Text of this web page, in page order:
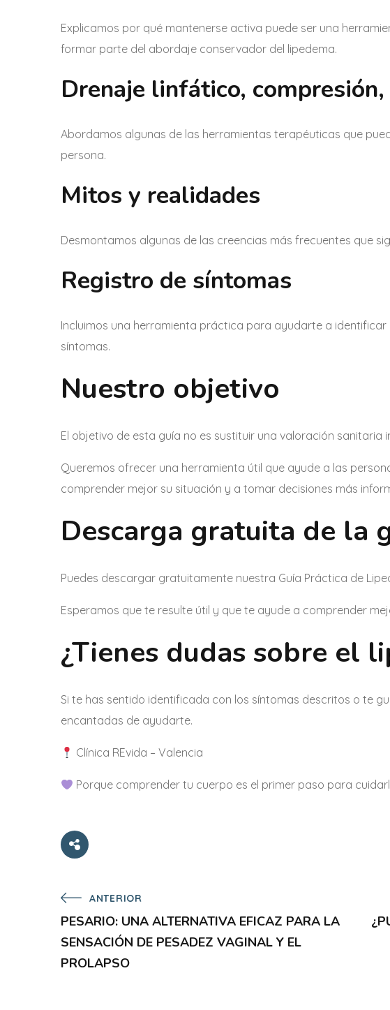
Explicamos por qué mantenerse activa puede ser una
formar parte del abordaje conservador del lipedema.
Drenaje linfático,
Abordamos algunas de las herramientas terapéuticas que
persona.
Mitos y realidades
Desmontamos algunas de las creencias más frecuentes que
Registro de síntomas
Incluimos una herramienta práctica para ayudarte a
síntomas.
Nuestro objetivo
El objetivo de esta guía no es sustituir una valoración sanitaria
Queremos ofrecer una herramienta útil que ayude a las
comprender mejor su situación y a tomar decisiones más
Descarga gratuita de la
Puedes descargar gratuitamente nuestra Guía Práctica de
Esperamos que te resulte útil y que te ayude a comprender
¿Tienes dudas sobre el
Si te has sentido identificada con los síntomas descritos o te
encantadas de ayudarte.
Clínica REvida – Valencia
Porque comprender tu cuerpo es el primer paso para
ANTERIOR
PESARIO: UNA ALTERNATIVA EFICAZ PARA LA
SENSACIÓN DE PESADEZ VAGINAL Y EL
PROLAPSO